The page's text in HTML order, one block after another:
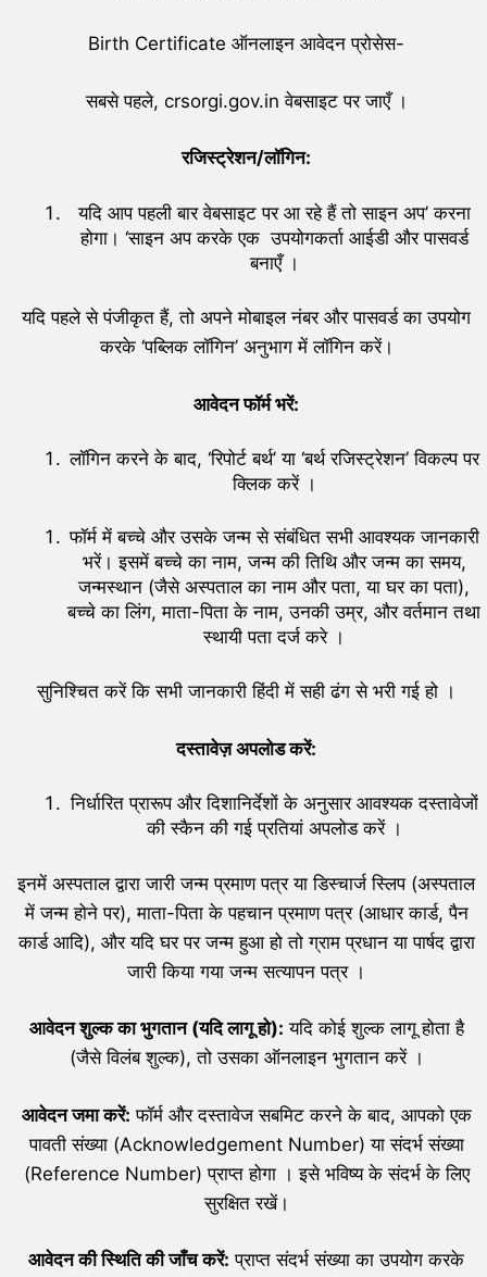
Birth Certificate ऑनलाइन आवेदन प्रोसेस-
सबसे पहले, crsorgi.gov.in वेबसाइट पर जाएँ ।
रजिस्ट्रेशन/लॉगिन:
यदि आप पहली बार वेबसाइट पर आ रहे हैं तो साइन अप’ करना
होगा। ‘साइन अप करके एक उपयोगकर्ता आईडी और पासवर्ड
बनाएँ ।
यदि पहले से पंजीकृत हैं, तो अपने मोबाइल नंबर और पासवर्ड का उपयोग
करके ‘पब्लिक लॉगिन’ अनुभाग में लॉगिन करें।
आवेदन फॉर्म भरें:
लॉगिन करने के बाद, ‘रिपोर्ट बर्थ’ या ‘बर्थ रजिस्ट्रेशन’ विकल्प पर
क्लिक करें ।
फॉर्म में बच्चे और उसके जन्म से संबंधित सभी आवश्यक जानकारी
भरें। इसमें बच्चे का नाम, जन्म की तिथि और जन्म का समय,
जन्मस्थान (जैसे अस्पताल का नाम और पता, या घर का पता),
बच्चे का लिंग, माता-पिता के नाम, उनकी उम्र, और वर्तमान तथा
स्थायी पता दर्ज करे ।
सुनिश्चित करें कि सभी जानकारी हिंदी में सही ढंग से भरी गई हो ।
दस्तावेज़ अपलोड करें:
निर्धारित प्रारूप और दिशानिर्देशों के अनुसार आवश्यक दस्तावेजों
की स्कैन की गई प्रतियां अपलोड करें ।
इनमें अस्पताल द्वारा जारी जन्म प्रमाण पत्र या डिस्चार्ज स्लिप (अस्पताल
में जन्म होने पर), माता-पिता के पहचान प्रमाण पत्र (आधार कार्ड, पैन
कार्ड आदि), और यदि घर पर जन्म हुआ हो तो ग्राम प्रधान या पार्षद द्वारा
जारी किया गया जन्म सत्यापन पत्र ।
आवेदन शुल्क का भुगतान (यदि लागू हो): यदि कोई शुल्क लागू होता है
(जैसे विलंब शुल्क), तो उसका ऑनलाइन भुगतान करें ।
आवेदन जमा करें: फॉर्म और दस्तावेज सबमिट करने के बाद, आपको एक
पावती संख्या (Acknowledgement Number) या संदर्भ संख्या
(Reference Number) प्राप्त होगा । इसे भविष्य के संदर्भ के लिए
सुरक्षित रखें।
आवेदन की स्थिति की जाँच करें: प्राप्त संदर्भ संख्या का उपयोग करके